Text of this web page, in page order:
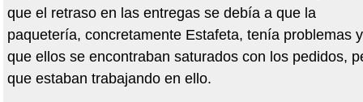
que el retraso en las entregas se debía a que la
paquetería, concretamente Estafeta, tenía problemas y
que ellos se encontraban saturados con los pedidos,
que estaban trabajando en ello.